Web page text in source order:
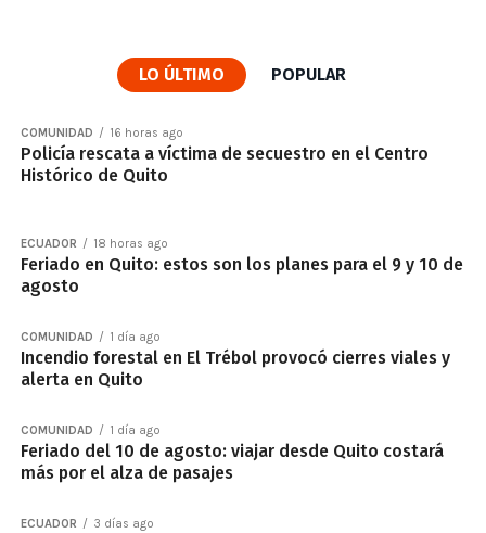
LO ÚLTIMO POPULAR
COMUNIDAD 16 horas ago
Policía rescata a víctima de secuestro en el Centro
Histórico de Quito
ECUADOR 18 horas ago
Feriado en Quito: estos son los planes para el 9 y 10 de
agosto
COMUNIDAD 1 día ago
Incendio forestal en El Trébol provocó cierres viales y
alerta en Quito
COMUNIDAD 1 día ago
Feriado del 10 de agosto: viajar desde Quito costará
más por el alza de pasajes
ECUADOR 3 días ago